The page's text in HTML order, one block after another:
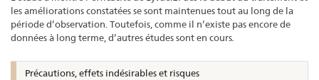
les améliorations constatées se sont maintenues tout au long de la
période d’observation. Toutefois, comme il n’existe pas encore de
données à long terme, d’autres études sont en cours
Précautions, effets indésirables et risques